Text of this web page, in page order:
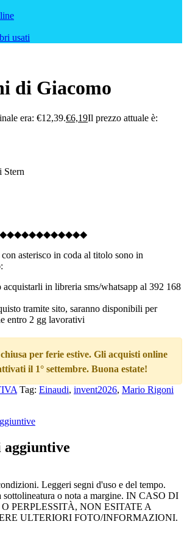
usati
di Giacomo
era: €12,39.€6,19Il prezzo attuale è:
Stern
asterisco in coda al titolo sono in
in libreria sms/whatsapp al 392 168
tramite sito, saranno disponibili per
entro 2 gg lavorativi
per ferie estive. Gli acquisti online
il 1° settembre. Buona estate!
Tag: Einaudi, invent2026, Mario Rigoni
Leggeri segni d'uso e del tempo.
sottolineatura o nota a margine. IN CASO DI
PERPLESSITÀ, NON ESITATE A
ULTERIORI FOTO/INFORMAZIONI.